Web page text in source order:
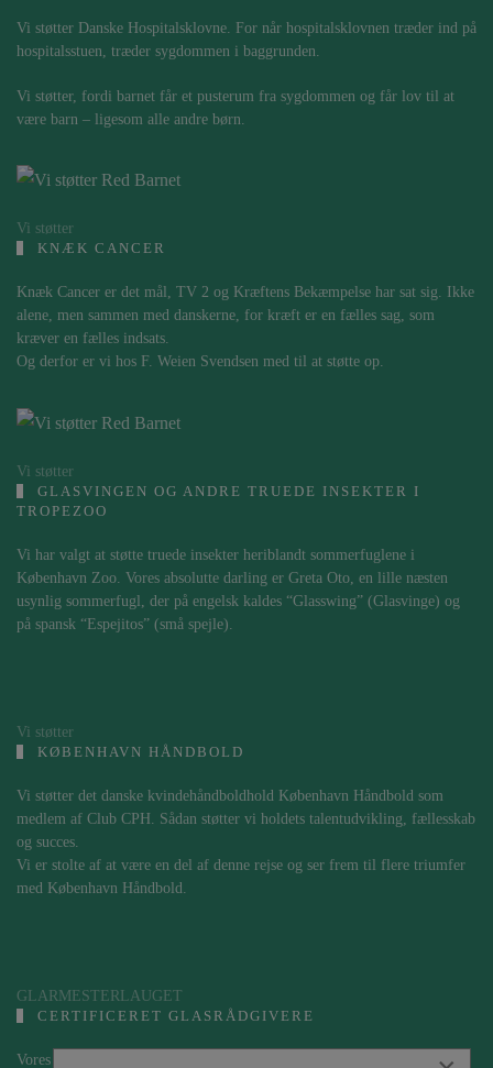
Vi støtter Danske Hospitalsklovne. For når hospitalsklovnen træder ind på
hospitalsstuen, træder sygdommen i baggrunden.
Vi støtter, fordi barnet får et pusterum fra sygdommen og får lov til at
være barn – ligesom alle andre børn.
Vi støtter
KNÆK CANCER
Knæk Cancer er det mål, TV 2 og Kræftens Bekæmpelse har sat sig. Ikke
alene, men sammen med danskerne, for kræft er en fælles sag, som
kræver en fælles indsats.
Og derfor er vi hos F. Weien Svendsen med til at støtte op.
Vi støtter
GLASVINGEN OG ANDRE TRUEDE INSEKTER I
TROPEZOO
Vi har valgt at støtte truede insekter heriblandt sommerfuglene i
København Zoo. Vores absolutte darling er Greta Oto, en lille næsten
usynlig sommerfugl, der på engelsk kaldes “Glasswing” (Glasvinge) og
på spansk “Espejitos” (små spejle).
Vi støtter
KØBENHAVN HÅNDBOLD
Vi støtter det danske kvindehåndboldhold København Håndbold som
medlem af Club CPH. Sådan støtter vi holdets talentudvikling, fællesskab
og succes.
Vi er stolte af at være en del af denne rejse og ser frem til flere triumfer
med København Håndbold.
GLARMESTERLAUGET
CERTIFICERET GLASRÅDGIVERE
Vores indehaver Brian Hansen er en de første i Danmark, der er blevet